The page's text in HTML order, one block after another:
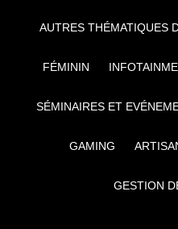
AUTRES THÉMATIQUES
FÉMININ
SÉMINAIRES ET
GAMING
GESTION